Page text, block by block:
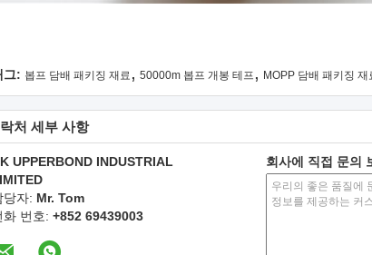
그: 봅프 담배 패키징 재료 , 50000m 봅프 개봉 테프 , MOPP 담배 패키징 재
처 세부 사항
UPPERBOND INDUSTRIAL
당자: Mr. Tom
화 번호: +852 69439003
회사에 직접 문의